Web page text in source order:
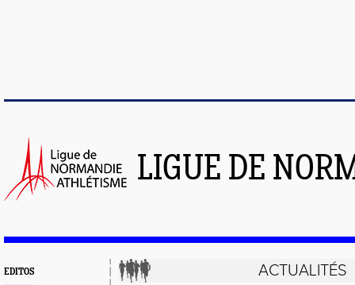
LIGUE DE
EDITOS ACTUALITÉS